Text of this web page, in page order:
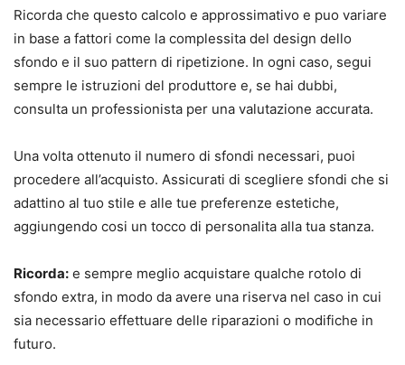
Ricorda che questo calcolo e approssimativo e puo variare
in base a fattori come la complessita del design dello
sfondo e il suo pattern di ripetizione. In ogni caso, segui
sempre le istruzioni del produttore e, se hai dubbi,
consulta un professionista per una valutazione accurata.
Una volta ottenuto il numero di sfondi necessari, puoi
procedere all’acquisto. Assicurati di scegliere sfondi che si
adattino al tuo stile e alle tue preferenze estetiche,
aggiungendo cosi un tocco di personalita alla tua stanza.
Ricorda: e sempre meglio acquistare qualche rotolo di
sfondo extra, in modo da avere una riserva nel caso in cui
sia necessario effettuare delle riparazioni o modifiche in
futuro.